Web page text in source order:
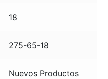
18
275-65-18
Nuevos Productos